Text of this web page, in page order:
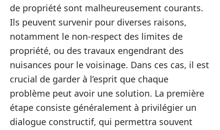
de propriété sont malheureusement courants.
Ils peuvent survenir pour diverses raisons,
notamment le non-respect des limites de
propriété, ou des travaux engendrant des
nuisances pour le voisinage. Dans ces cas, il est
crucial de garder à l’esprit que chaque
problème peut avoir une solution. La première
étape consiste généralement à privilégier un
dialogue constructif, qui permettra souvent